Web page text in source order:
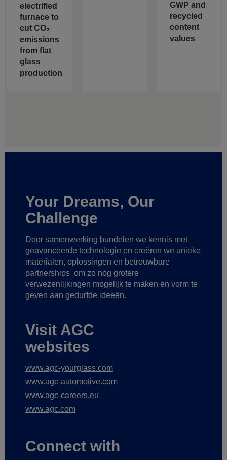
electrified
furnace to
cut CO₂
emissions
from flat
glass
production
GWP and
recycled
content
values
Your Dreams, Our
Challenge
Door samenwerking bundelen we kennis met
geavanceerde technologie en creëren we unieke
materialen, oplossingen en betrouwbare
partnerships om zo nog grotere
verwezenlijkingen mogelijk te maken en vorm te
geven aan gedurfde ideeën.
Visit AGC
websites
www.agc-yourglass.com
www.agc-automotive.com
www.agc-careers.eu
www.agc.com
Connect with